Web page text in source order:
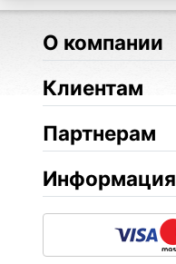
О компании
Клиентам
Партнерам
Информация